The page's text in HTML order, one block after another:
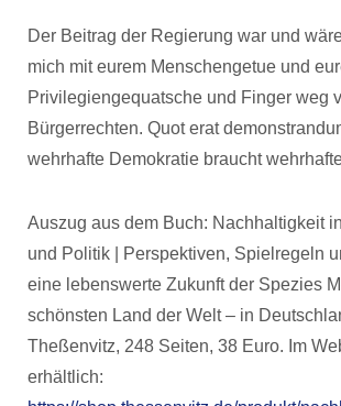
Der Beitrag der Regierung war und
mich mit eurem Menschengetue und
Privilegiengequatsche und Finger weg
Bürgerrechten. Quot erat
wehrhafte Demokratie braucht
Auszug aus dem Buch: Nachhaltigkeit
und Politik | Perspektiven, Spielregeln
eine lebenswerte Zukunft der Spezies
schönsten Land der Welt – in
Theßenvitz, 248 Seiten, 38 Euro. Im
erhältlich: